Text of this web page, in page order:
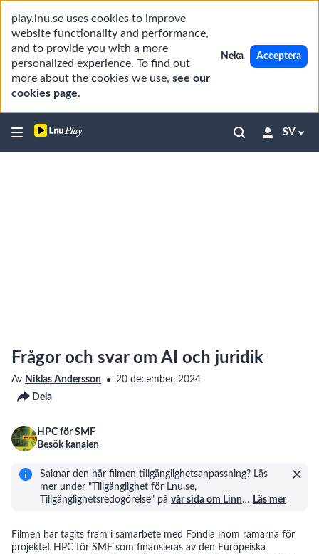
play.lnu.se uses cookies to improve
website functionality and performance,
and to provide you with a more
personalized experience. To find out
more about the cookies we use, see our
cookies page.
Neka Acceptera
SV
Frågor och svar om AI och juridik
Av Niklas Andersson
20 december, 2024
Dela
HPC för SMF
Besök kanalen
Saknar den här filmen tillgänglighetsanpassning? Läs
mer under "Tillgänglighet för Lnu.se,
Tillgänglighetsredogörelse" på vår sida om Linn… Läs mer
Filmen har tagits fram i samarbete med Fondia inom ramarna för
projektet HPC för SMF som finansieras av den Europeiska